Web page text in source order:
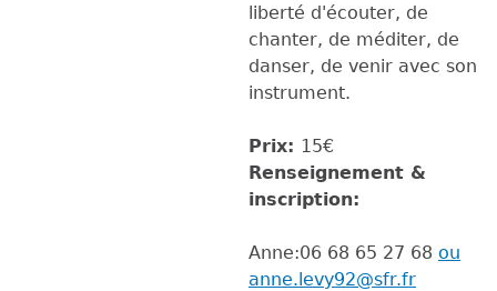
liberté d'écouter, de
chanter, de méditer, de
danser, de venir avec son
instrument.
Prix: 15€
Renseignement &
inscription:
Anne:06 68 65 27 68 ou
anne.levy92@sfr.fr